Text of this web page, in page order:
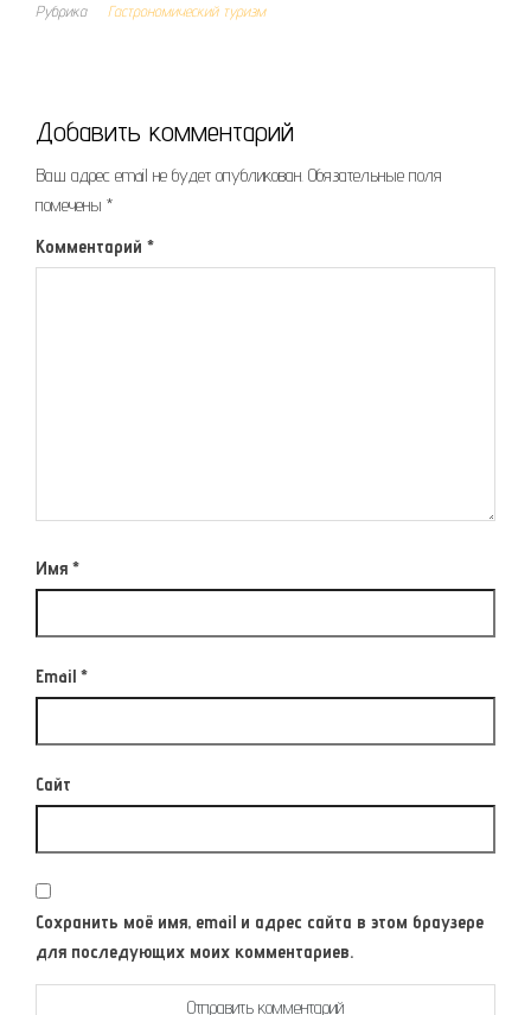
Рубрика Гастрономический туризм
Добавить комментарий
Ваш адрес email не будет опубликован. Обязательные поля
помечены *
Комментарий *
Имя *
Email *
Сайт
Сохранить моё имя, email и адрес сайта в этом браузере
для последующих моих комментариев.